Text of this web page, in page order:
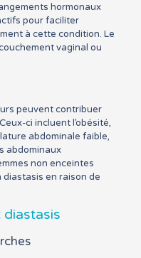
hormonaux
pour faciliter
à cette condition. Le
vaginal ou
peuvent contribuer
ci incluent l’obésité,
abdominale faible,
abdominaux
non enceintes
en raison de
diastasis